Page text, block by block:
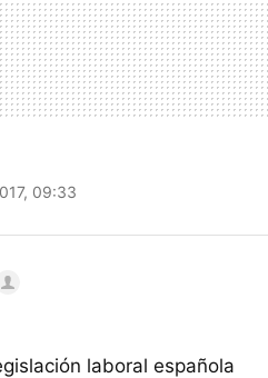
09:33
laboral española